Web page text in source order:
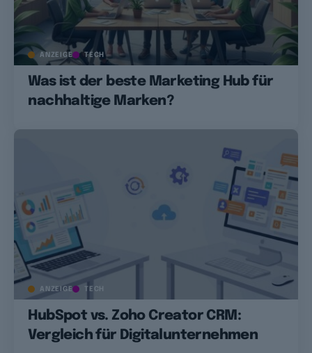
ANZEIGE TECH
Was ist der beste Marketing Hub für
nachhaltige Marken?
ANZEIGE TECH
HubSpot vs. Zoho Creator CRM:
Vergleich für Digitalunternehmen